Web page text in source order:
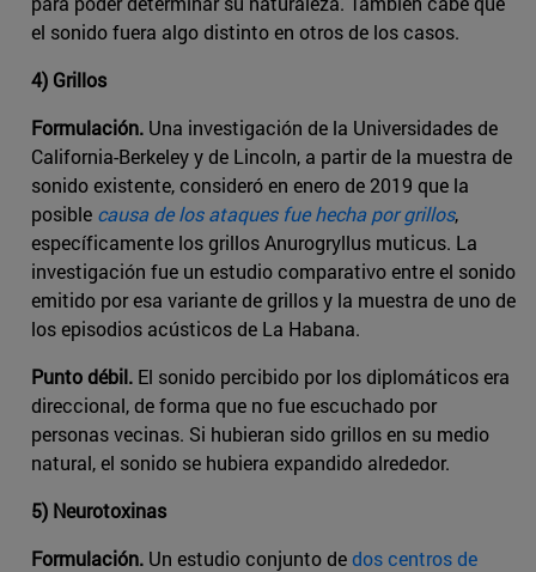
el sonido fuera algo distinto en otros de los casos.
4) Grillos
Formulación. Una investigación de la Universidades de
California-Berkeley y de Lincoln, a partir de la muestra de
sonido existente, consideró en enero de 2019 que la
posible causa de los ataques fue hecha por grillos,
específicamente los grillos Anurogryllus muticus. La
investigación fue un estudio comparativo entre el sonido
emitido por esa variante de grillos y la muestra de uno de
los episodios acústicos de La Habana.
Punto débil. El sonido percibido por los diplomáticos era
direccional, de forma que no fue escuchado por
personas vecinas. Si hubieran sido grillos en su medio
natural, el sonido se hubiera expandido alrededor.
5) Neurotoxinas
Formulación. Un estudio conjunto dedos centros de